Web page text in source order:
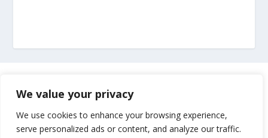
We value your privacy
We use cookies to enhance your browsing experience,
serve personalized ads or content, and analyze our traffic.
Impressum